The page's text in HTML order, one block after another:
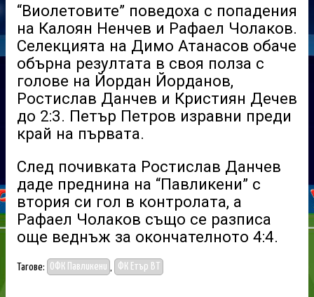
“Виолетовите” поведоха с попадения
на Калоян Ненчев и Рафаел Чолаков.
Селекцията на Димо Атанасов обаче
обърна резултата в своя полза с
голове на Йордан Йорданов,
Ростислав Данчев и Кристиян Дечев
до 2:3. Петър Петров изравни преди
край на първата.
След почивката Ростислав Данчев
даде преднина на “Павликени” с
втория си гол в контролата, а
Рафаел Чолаков също се разписа
още веднъж за окончателното 4:4.
Тагове: ОФК Павликени ФК Етър ВТ